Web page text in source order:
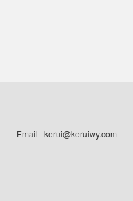
Email | kerui@keruiwy.com